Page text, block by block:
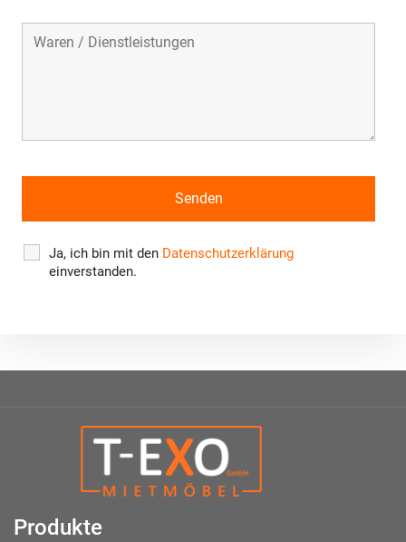
Ja, ich bin mit den Datenschutzerklärung
einverstanden.
Produkte